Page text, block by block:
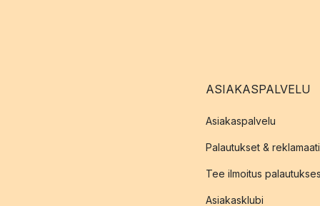
ASIAKASPALVELU
Asiakaspalvelu
Palautukset &
Tee ilmoitus
Asiakasklubi